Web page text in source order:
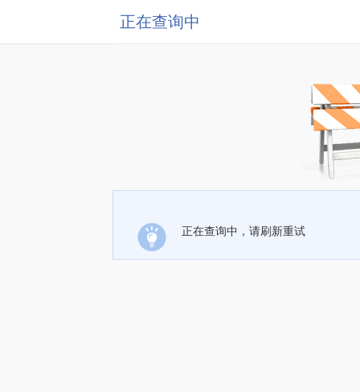
正在查询中
正在查询中，请刷新重试